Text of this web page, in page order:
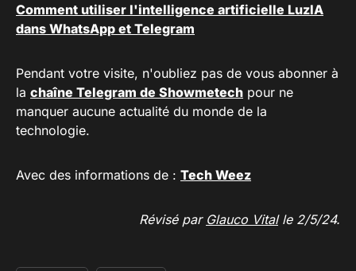
Comment utiliser l'intelligence artificielle LuzIA
dans WhatsApp et Telegram
Pendant votre visite, n'oubliez pas de vous abonner à
la chaîne Telegram de Showmetech pour ne
manquer aucune actualité du monde de la
technologie.
Avec des informations de : Tech Weez
Révisé par Glauco Vitalle 2/5/24.